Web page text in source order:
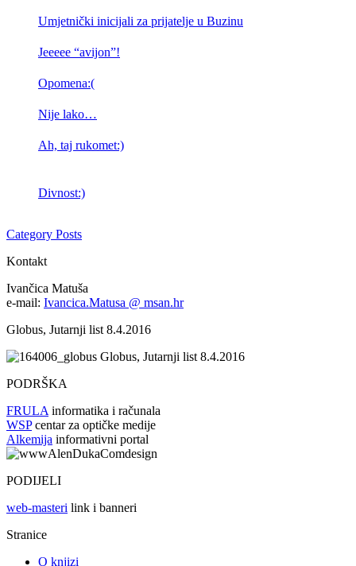
Umjetnički inicijali za prijatelje u Buzinu
Jeeeee “avijon”!
Opomena:(
Nije lako…
Ah, taj rukomet:)
Divnost:)
Category Posts
Kontakt
Ivančica Matuša
e-mail: Ivancica.Matusa @ msan.hr
Globus, Jutarnji list 8.4.2016
Globus, Jutarnji list 8.4.2016
PODRŠKA
FRULA informatika i računala
WSPcentar za optičke medije
Alkemija informativni portal
PODIJELI
web-masteri link i banneri
Stranice
O knjizi